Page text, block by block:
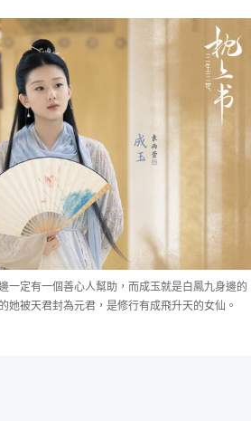
一定有一個善心人幫助，而成玉就是白鳳九身邊的
她被天君封為元君，是修行有成飛升天的女仙。